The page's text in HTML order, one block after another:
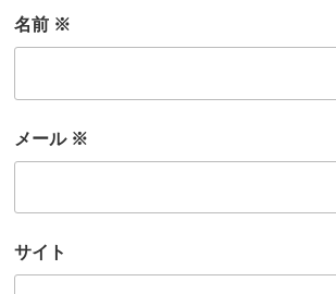
名前 ※
メール ※
サイト